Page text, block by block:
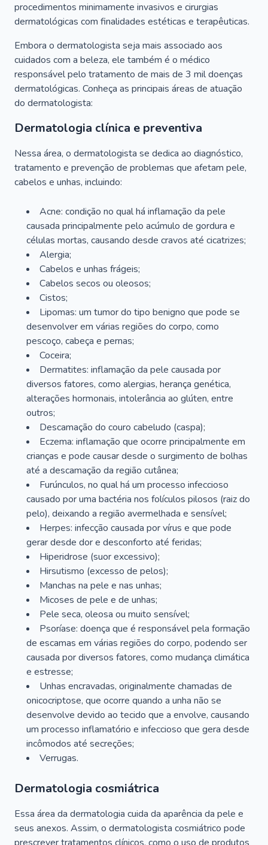
procedimentos minimamente invasivos e cirurgias
dermatológicas com finalidades estéticas e terapêuticas.
Embora o dermatologista seja mais associado aos
cuidados com a beleza, ele também é o médico
responsável pelo tratamento de mais de 3 mil doenças
dermatológicas. Conheça as principais áreas de atuação
do dermatologista:
Dermatologia clínica e preventiva
Nessa área, o dermatologista se dedica ao diagnóstico,
tratamento e prevenção de problemas que afetam pele,
cabelos e unhas, incluindo:
Acne: condição no qual há inflamação da pele
causada principalmente pelo acúmulo de gordura e
células mortas, causando desde cravos até cicatrizes;
Alergia;
Cabelos e unhas frágeis;
Cabelos secos ou oleosos;
Cistos;
Lipomas: um tumor do tipo benigno que pode se
desenvolver em várias regiões do corpo, como
pescoço, cabeça e pernas;
Coceira;
Dermatites: inflamação da pele causada por
diversos fatores, como alergias, herança genética,
alterações hormonais, intolerância ao glúten, entre
outros;
Descamação do couro cabeludo (caspa);
Eczema: inflamação que ocorre principalmente em
crianças e pode causar desde o surgimento de bolhas
até a descamação da região cutânea;
Furúnculos, no qual há um processo infeccioso
causado por uma bactéria nos folículos pilosos (raiz do
pelo), deixando a região avermelhada e sensível;
Herpes: infecção causada por vírus e que pode
gerar desde dor e desconforto até feridas;
Hiperidrose (suor excessivo);
Hirsutismo (excesso de pelos);
Manchas na pele e nas unhas;
Micoses de pele e de unhas;
Pele seca, oleosa ou muito sensível;
Psoríase: doença que é responsável pela formação
de escamas em várias regiões do corpo, podendo ser
causada por diversos fatores, como mudança climática
e estresse;
Unhas encravadas, originalmente chamadas de
onicocriptose, que ocorre quando a unha não se
desenvolve devido ao tecido que a envolve, causando
um processo inflamatório e infeccioso que gera desde
incômodos até secreções;
Verrugas.
Dermatologia cosmiátrica
Essa área da dermatologia cuida da aparência da pele e
seus anexos. Assim, o dermatologista cosmiátrico pode